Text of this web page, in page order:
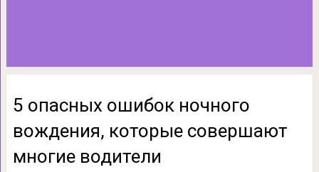
5 опасных ошибок ночного
вождения, которые совершают
многие водители